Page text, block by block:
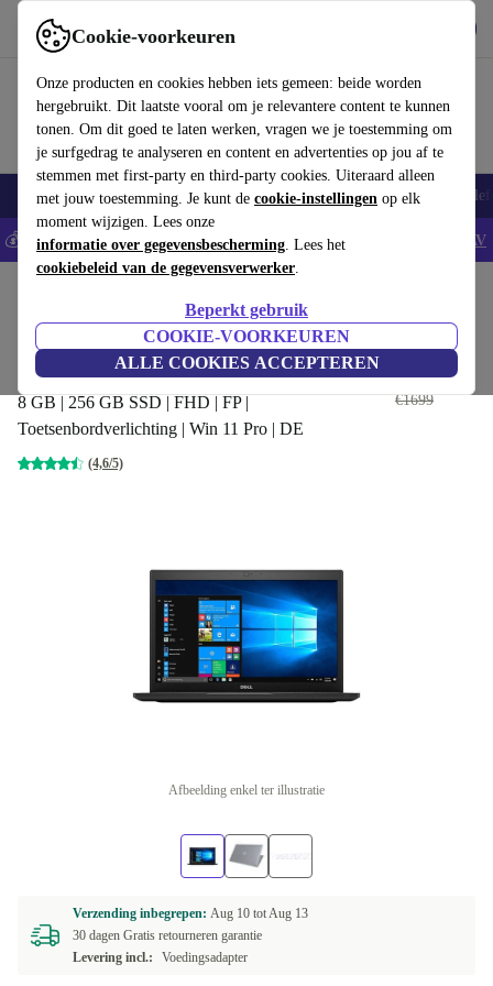
Cookie-voorkeuren
Onze producten en cookies hebben iets gemeen: beide worden
hergebruikt. Dit laatste vooral om je relevantere content te kunnen
tonen. Om dit goed te laten werken, vragen we je toestemming om
je surfgedrag te analyseren en content en advertenties op jou af te
stemmen met first-party en third-party cookies. Uiteraard alleen
met jouw toestemming. Je kunt de cookie-instellingen op elk
moment wijzigen. Lees onze
informatie over gegevensbescherming. Lees het
cookiebeleid van de gegevensverwerker.
Beperkt gebruik
COOKIE-VOORKEUREN
ALLE COOKIES ACCEPTEREN
Gebruik refurbed snel en eenvoudig
Smartphones Laptops Tablets Smartwatches Accessoires
💰Bespaar 5% EXTRA op alle iPhones - Code: IPHONEDEAL - AV
Dell Latitude 7490 | i5-8350U |
14-inch
8 GB | 256 GB SSD | FHD | FP |
Toetsenbordverlichting | Win 11 Pro | DE
(4,6/5)
€241,58
€1699
Afbeelding enkel ter illustratie
Verzending inbegrepen: Aug 10 totAug 13
30 dagen Gratis retourneren garantie
Levering incl.:
Voedingsadapter